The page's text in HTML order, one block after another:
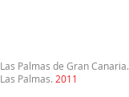
Las Palmas de Gran Canaria.
Las Palmas. 2011